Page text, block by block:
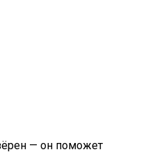
— он поможет